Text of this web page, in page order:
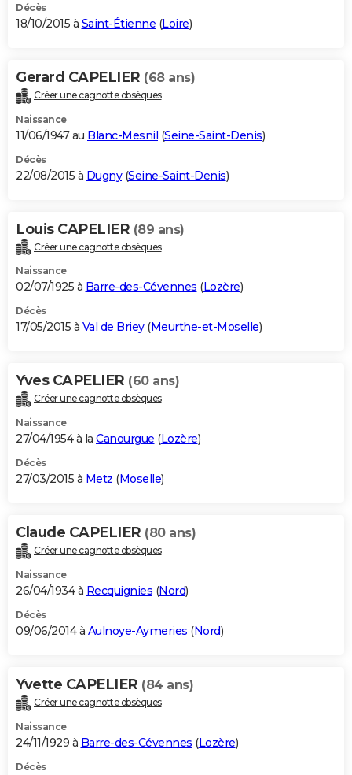
Décès
18/10/2015 à Saint-Étienne (Loire)
Gerard CAPELIER (68 ans)
Créer une cagnotte obsèques
Naissance
11/06/1947 au Blanc-Mesnil (Seine-Saint-Denis)
Décès
22/08/2015 à Dugny(Seine-Saint-Denis)
Louis CAPELIER (89 ans)
Créer une cagnotte obsèques
Naissance
02/07/1925 à Barre-des-Cévennes (Lozère)
Décès
17/05/2015 à Val de Briey(Meurthe-et-Moselle)
Yves CAPELIER (60 ans)
Créer une cagnotte obsèques
Naissance
27/04/1954 à la Canourgue (Lozère)
Décès
27/03/2015 à Metz (Moselle)
Claude CAPELIER (80 ans)
Créer une cagnotte obsèques
Naissance
26/04/1934 à Recquignies (Nord)
Décès
09/06/2014 à Aulnoye-Aymeries (Nord)
Yvette CAPELIER (84 ans)
Créer une cagnotte obsèques
Naissance
24/11/1929 à Barre-des-Cévennes (Lozère)
Décès